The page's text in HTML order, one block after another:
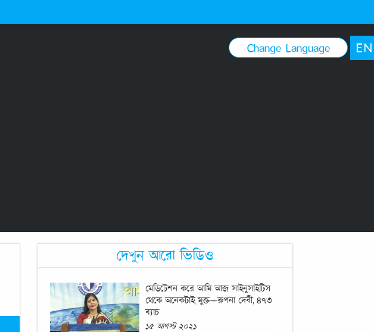
Change Language EN
দেখুন আরো ভিডিও
মেডিটেশন করে আমি আজ সাইনুসাইটিস
থেকে অনেকটাই মুক্ত—রুপনা দেবী, ৪৭৩
ব্যাচ
১৫ আগস্ট ২০২১